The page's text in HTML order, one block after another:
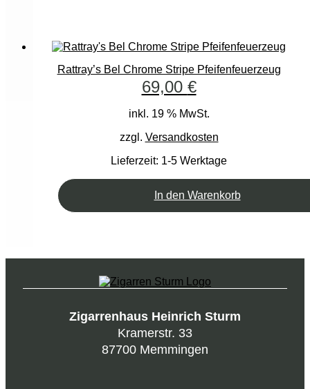
Rattray’s Bel Chrome Stripe Pfeifenfeuerzeug
69,00 €
inkl. 19 % MwSt.
zzgl. Versandkosten
Lieferzeit: 1-5 Werktage
In den Warenkorb
Zigarrenhaus Heinrich Sturm
Kramerstr. 33
87700 Memmingen